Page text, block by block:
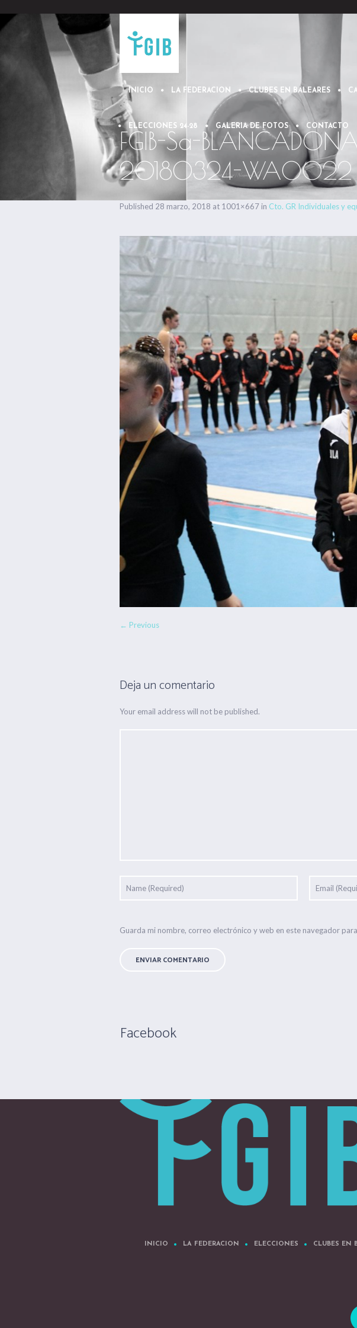
INICIO LA FEDERACION CLUBES EN BALEARES
ELECCIONES 24-28 GALERIA DE FOTOS CONTACTO
FGIB-Sa-
20180324-WA0022
Published 28 marzo, 2018 at 1001×667 in Cto. GR Individuales y
← Previous
Deja un comentario
Your email address will not be published.
Guarda mi nombre, correo electrónico y web en este navegador
Facebook
INICIO LA FEDERACION ELECCIONES CLUBES EN